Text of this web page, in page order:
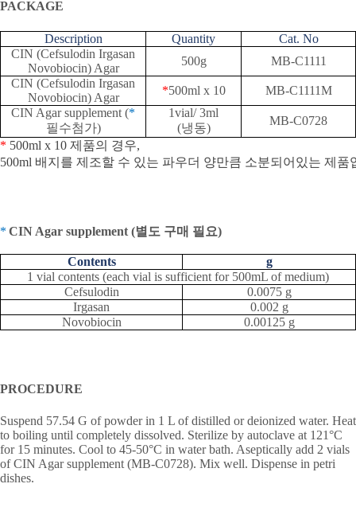
PACKAGE
Description Quantity
Cat. No
CIN (Cefsulodin Irgasan
Novobiocin) Agar
500g
MB-C1111
CIN (Cefsulodin Irgasan
Novobiocin) Agar
*500ml x 10
MB-C1111M
CIN Agar supplement (*
필수첨가)
1vial/ 3ml
(냉동)
MB-C0728
* 500ml x 10 제품의 경우,
500ml 배지를 제조할 수 있는 파우더 양만큼 소분되어있는 제품
* CIN Agar supplement (별도 구매 필요)
Contents
g
1 vial contents (each vial is sufficient for 500mL of medium)
Cefsulodin
0.0075 g
Irgasan
0.002 g
Novobiocin
0.00125 g
PROCEDURE
Suspend 57.54 G of powder in 1 L of distilled or deionized water. Heat
to boiling until completely dissolved. Sterilize by autoclave at 121°C
for 15 minutes. Cool to 45-50°C in water bath. Aseptically add 2 vials
of CIN Agar supplement (MB-C0728). Mix well. Dispense in petri
dishes.